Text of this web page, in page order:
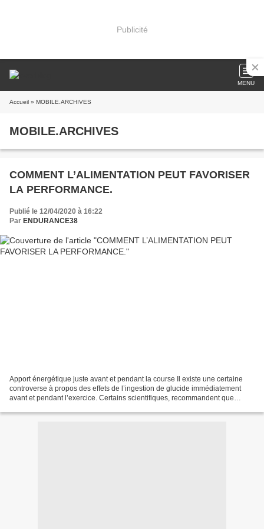
Publicité
MENU
Accueil » MOBILE.ARCHIVES
MOBILE.ARCHIVES
COMMENT L’ALIMENTATION PEUT FAVORISER
LA PERFORMANCE.
Publié le 12/04/2020 à 16:22
Par ENDURANCE38
Apport énergétique juste avant et pendant la course Il existe une certaine
controverse à propos des effets de l’ingestion de glucide immédiatement
avant et pendant l’exercice. Certains scientifiques, recommandent que